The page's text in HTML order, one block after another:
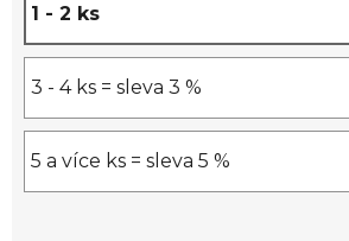
1 - 2 ks
3 - 4 ks = sleva 3 %
5 a více ks = sleva 5 %